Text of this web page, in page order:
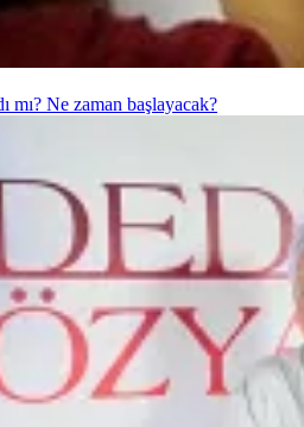
mı? Ne zaman başlayacak?